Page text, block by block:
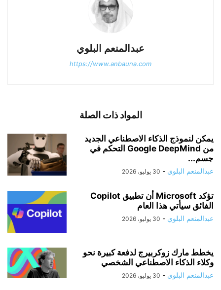
عبدالمنعم البلوي
https://www.anbauna.com
المواد ذات الصلة
يمكن لنموذج الذكاء الاصطناعي الجديد
من Google DeepMind التحكم في
جسم...
عبدالمنعم البلوي - 30 يوليو، 2026
تؤكد Microsoft أن تطبيق Copilot
الفائق سيأتي هذا العام
عبدالمنعم البلوي - 30 يوليو، 2026
يخطط مارك زوكربيرج لدفعة كبيرة نحو
وكلاء الذكاء الاصطناعي الشخصي
عبدالمنعم البلوي - 30 يوليو، 2026